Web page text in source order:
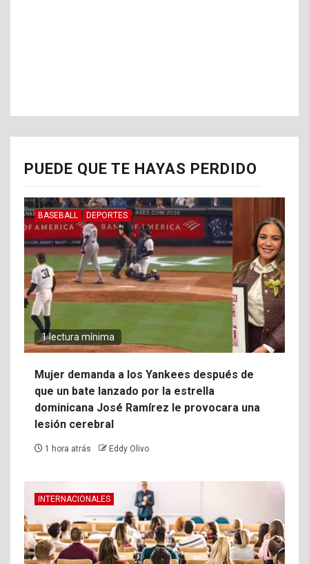
PUEDE QUE TE HAYAS PERDIDO
BASEBALL DEPORTES
1 lectura mínima
Mujer demanda a los Yankees después de
que un bate lanzado por la estrella
dominicana José Ramírez le provocara una
lesión cerebral
1 hora atrás Eddy Olivo
INTERNACIONALES